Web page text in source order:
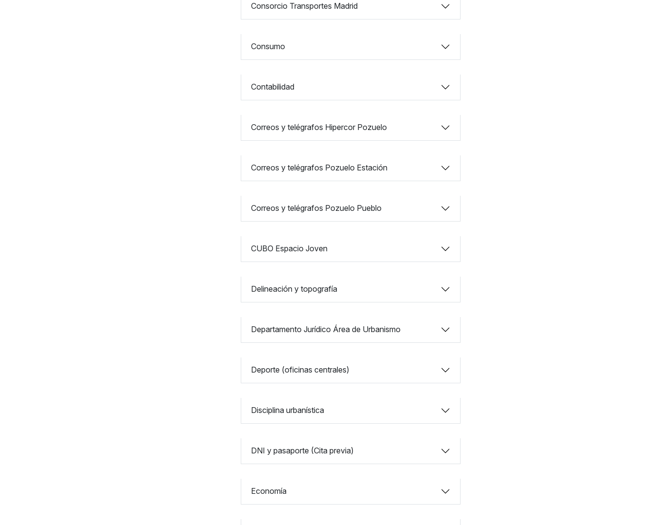
Consorcio Transportes Madrid
Consumo
Contabilidad
Correos y telégrafos Hipercor Pozuelo
Correos y telégrafos Pozuelo Estación
Correos y telégrafos Pozuelo Pueblo
CUBO Espacio Joven
Delineación y topografía
Departamento Jurídico Área de Urbanismo
Deporte (oficinas centrales)
Disciplina urbanística
DNI y pasaporte (Cita previa)
Economía